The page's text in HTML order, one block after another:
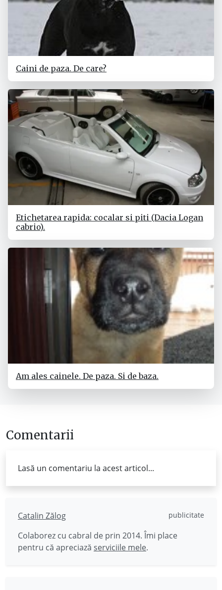
Caini de paza. De care?
Etichetarea rapida: cocalar si piti (Dacia Logan
cabrio).
Am ales cainele. De paza. Si de baza.
Comentarii
Lasă un comentariu la acest articol...
Catalin Zălog publicitate
Colaborez cu cabral de prin 2014. Îmi place
pentru că apreciază serviciile mele.